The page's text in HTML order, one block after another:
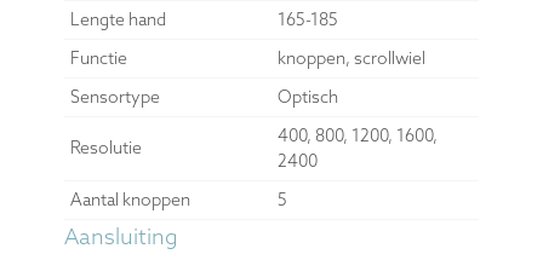
Lengte hand
165-185
Functie
knoppen, scrollwiel
Sensortype
Optisch
Resolutie
400, 800, 1200, 1600,
2400
Aantal knoppen
5
Aansluiting